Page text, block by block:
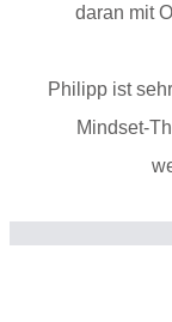
daran mit
Philipp ist
Mindset-